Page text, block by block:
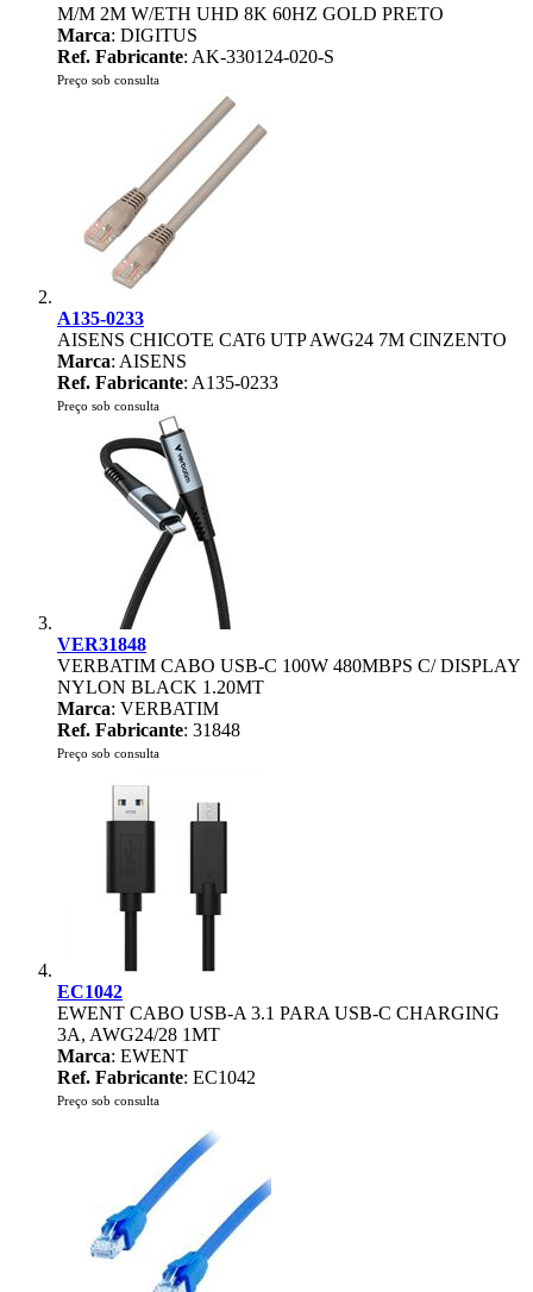
M/M 2M W/ETH UHD 8K 60HZ GOLD PRETO
Marca: DIGITUS
Ref. Fabricante: AK-330124-020-S
Preço sob consulta
A135-0233
AISENS CHICOTE CAT6 UTP AWG24 7M CINZENTO
Marca: AISENS
Ref. Fabricante: A135-0233
Preço sob consulta
VER31848
VERBATIM CABO USB-C 100W 480MBPS C/ DISPLAY
NYLON BLACK 1.20MT
Marca: VERBATIM
Ref. Fabricante: 31848
Preço sob consulta
EC1042
EWENT CABO USB-A 3.1 PARA USB-C CHARGING
3A, AWG24/28 1MT
Marca: EWENT
Ref. Fabricante: EC1042
Preço sob consulta